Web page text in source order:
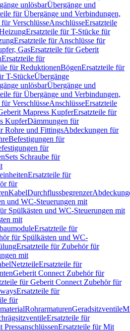
unlösbarÜbergänge und
für Übergänge und Verbindungen,
VerschlüsseAnschlüsseErsatzteile
Ersatzteile für T-Stücke für
Ersatzteile für Anschlüsse für
GasErsatzteile für Geberit
Ersatzteile für
für ReduktionenBögenErsatzteile für
T-StückeÜbergänge
unlösbarÜbergänge und
für Übergänge und Verbindungen,
VerschlüsseAnschlüsseErsatzteile
Mapress KupferErsatzteile für
KupferDämmungen für
Rohre und FittingsAbdeckungen für
Befestigungen für
für
Sets Schraube für
Ersatzteile für
für
KabelDurchflussbegrenzer
und WC-Steuerungen mit
Spülkästen und WC-Steuerungen mit
mit
Ersatzteile für
für Spülkästen und WC-
Ersatzteile für Zubehör für
mit
NetzteileErsatzteile für
Geberit Connect Zubehör für
für Geberit Connect Zubehör für
Ersatzteile für
für
RohrarmaturenGeradsitzventile
Ersatzteile für
Ersatzteile für Mit